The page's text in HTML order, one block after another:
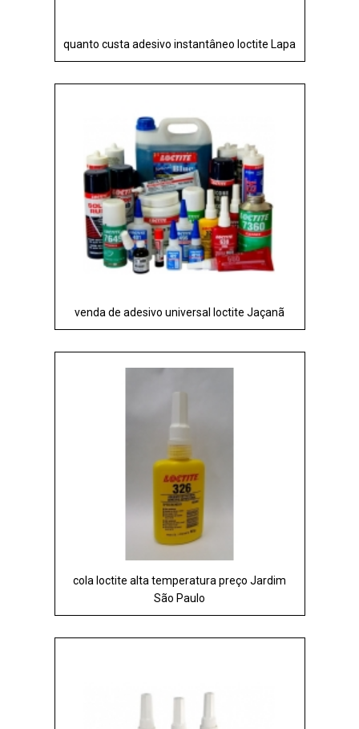
quanto custa adesivo instantâneo loctite Lapa
venda de adesivo universal loctite Jaçanã
cola loctite alta temperatura preço Jardim
São Paulo